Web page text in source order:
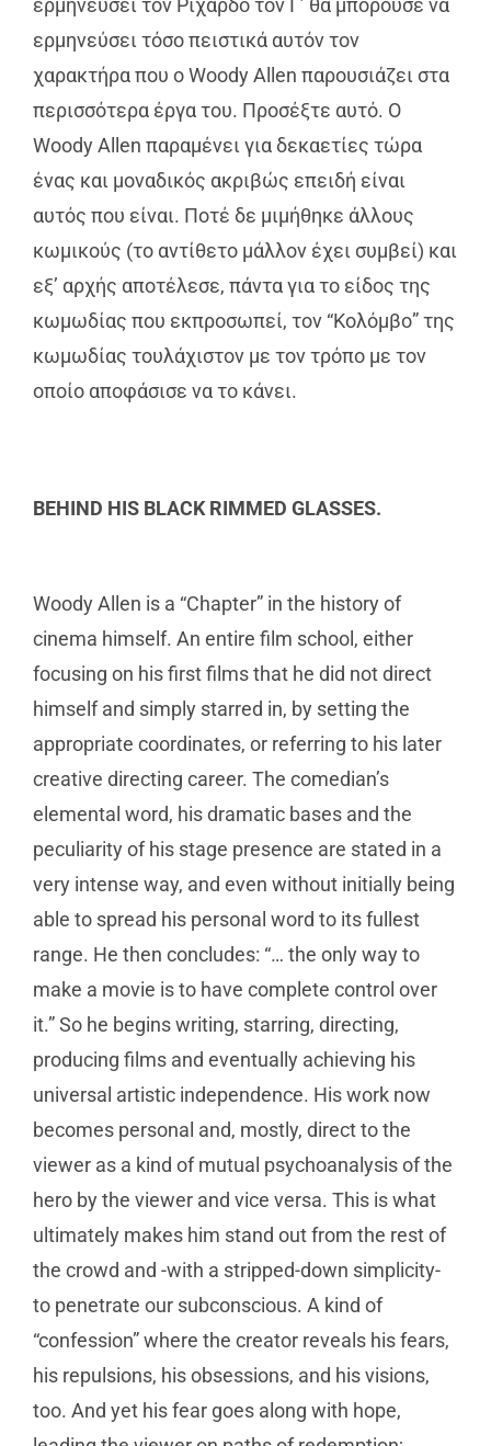
ερμηνεύσει τόσο πειστικά αυτόν τον
χαρακτήρα που ο Woody Allen παρουσιάζει στα
περισσότερα έργα του. Προσέξτε αυτό. Ο
Woody Allen παραμένει για δεκαετίες τώρα
ένας και μοναδικός ακριβώς επειδή είναι
αυτός που είναι. Ποτέ δε μιμήθηκε άλλους
κωμικούς (το αντίθετο μάλλον έχει συμβεί) και
εξ’ αρχής αποτέλεσε, πάντα για το είδος της
κωμωδίας που εκπροσωπεί, τον “Κολόμβο” της
κωμωδίας τουλάχιστον με τον τρόπο με τον
οποίο αποφάσισε να το κάνει.
BEHIND HIS BLACK RIMMED GLASSES.
Woody Allen is a “Chapter” in the history of
cinema himself. An entire film school, either
focusing on his first films that he did not direct
himself and simply starred in, by setting the
appropriate coordinates, or referring to his later
creative directing career. The comedian’s
elemental word, his dramatic bases and the
peculiarity of his stage presence are stated in a
very intense way, and even without initially being
able to spread his personal word to its fullest
range. He then concludes: “… the only way to
make a movie is to have complete control over
it.” So he begins writing, starring, directing,
producing films and eventually achieving his
universal artistic independence. His work now
becomes personal and, mostly, direct to the
viewer as a kind of mutual psychoanalysis of the
hero by the viewer and vice versa. This is what
ultimately makes him stand out from the rest of
the crowd and -with a stripped-down simplicity-
to penetrate our subconscious. A kind of
“confession” where the creator reveals his fears,
his repulsions, his obsessions, and his visions,
too. And yet his fear goes along with hope,